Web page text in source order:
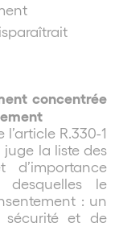
concentrée
R.330-1
juge la liste des
d’importance
le
: un
et de